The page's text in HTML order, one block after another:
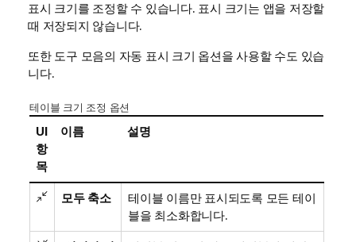
표시 크기를 조정할 수 있습니다. 표시 크기는 앱을 저장할
때 저장되지 않습니다.
또한 도구 모음의 자동 표시 크기 옵션을 사용할 수도 있습
니다.
테이블 크기 조정 옵션
UI
항
목
이름 설명
모두 축소
테이블 이름만 표시되도록 모든 테이
블을 최소화합니다.